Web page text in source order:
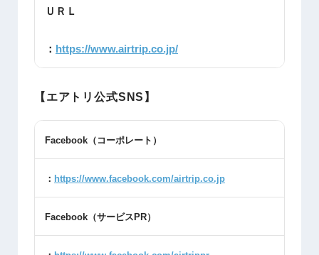
ＵＲＬ
： https://www.airtrip.co.jp/
【エアトリ公式SNS】
Facebook （コーポレート）
： https://www.facebook.com/airtrip.co.jp
Facebook （サービスPR）